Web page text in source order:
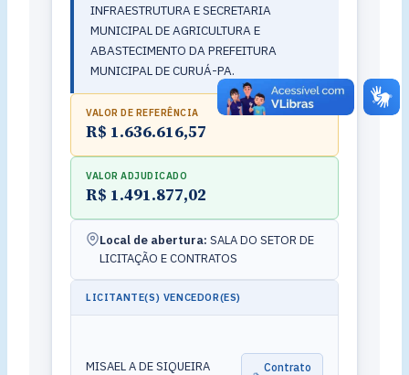
INFRAESTRUTURA E SECRETARIA
MUNICIPAL DE AGRICULTURA E
ABASTECIMENTO DA PREFEITURA
MUNICIPAL DE CURUÁ-PA.
VALOR DE REFERÊNCIA
R$ 1.636.616,57
VALOR ADJUDICADO
R$ 1.491.877,02
Local de abertura: SALA DO SETOR DE
LICITAÇÃO E CONTRATOS
LICITANTE(S) VENCEDOR(ES)
MISAEL A DE SIQUEIRA
Contrato